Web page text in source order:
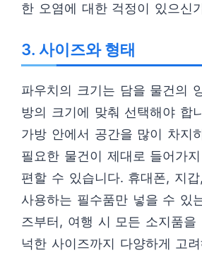
한 오염에 대한 걱정이 있으신
3. 사이즈와 형태
파우치의 크기는 담을 물건의
방의 크기에 맞춰 선택해야 합
가방 안에서 공간을 많이 차지
필요한 물건이 제대로 들어가
편할 수 있습니다. 휴대폰, 지
사용하는 필수품만 넣을 수 있
즈부터, 여행 시 모든 소지품을
넉한 사이즈까지 다양하게 고